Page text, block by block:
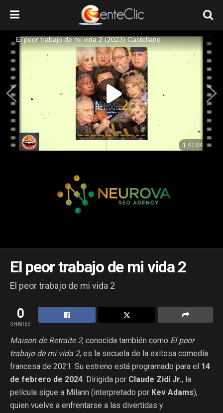
El peor trabajo de mi vida 2
El peor trabajo de mi vida 2
0
SHARES
Maison de Retraite 2, conocida también como El peor
trabajo de mi vida 2, es la secuela de la exitosa comedia
francesa de 2021. Su estreno está programado para el 14
de febrero de 2024. Dirigida por Claude Zidi Jr., la
película sigue a Milann (interpretado por Kev Adams),
quien vuelve a enfrentarse a las divertidas y